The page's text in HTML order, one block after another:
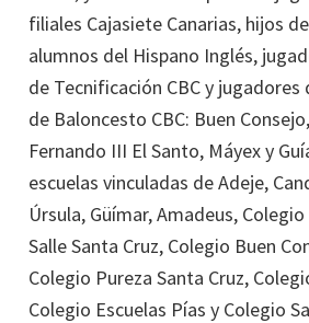
filiales Cajasiete Canarias, hijos
alumnos del Hispano Inglés,
de Tecnificación CBC y jugadores
de Baloncesto CBC: Buen
Fernando III El Santo, Máyex y
escuelas vinculadas de Adeje,
Úrsula, Güímar, Amadeus,
Salle Santa Cruz, Colegio Buen
Colegio Pureza Santa Cruz,
Colegio Escuelas Pías y Colegio